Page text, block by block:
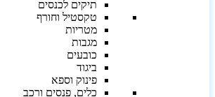
תיקים לכנסים
טקסטיל וחורף
מטריות
מגבות
כובעים
ביגוד
פינוק וספא
כלים, פנסים ורכב